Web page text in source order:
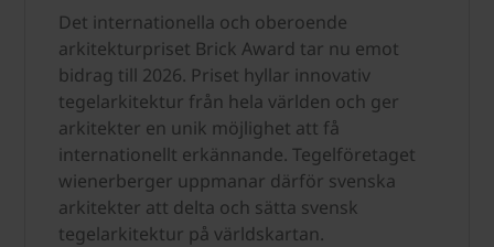
Det internationella och oberoende
arkitekturpriset Brick Award tar nu emot
bidrag till 2026. Priset hyllar innovativ
tegelarkitektur från hela världen och ger
arkitekter en unik möjlighet att få
internationellt erkännande. Tegelföretaget
wienerberger uppmanar därför svenska
arkitekter att delta och sätta svensk
tegelarkitektur på världskartan.